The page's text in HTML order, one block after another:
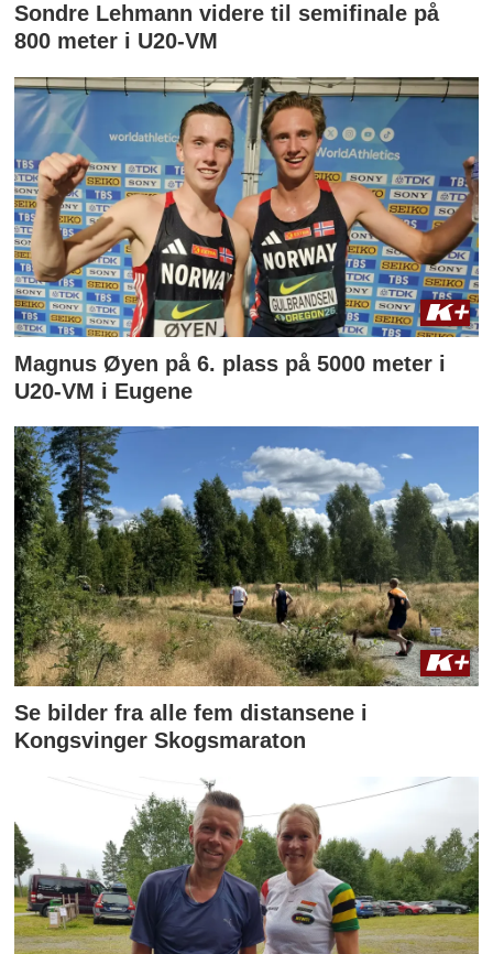
Sondre Lehmann videre til semifinale på
800 meter i U20-VM
Magnus Øyen på 6. plass på 5000 meter i
U20-VM i Eugene
Se bilder fra alle fem distansene i
Kongsvinger Skogsmaraton